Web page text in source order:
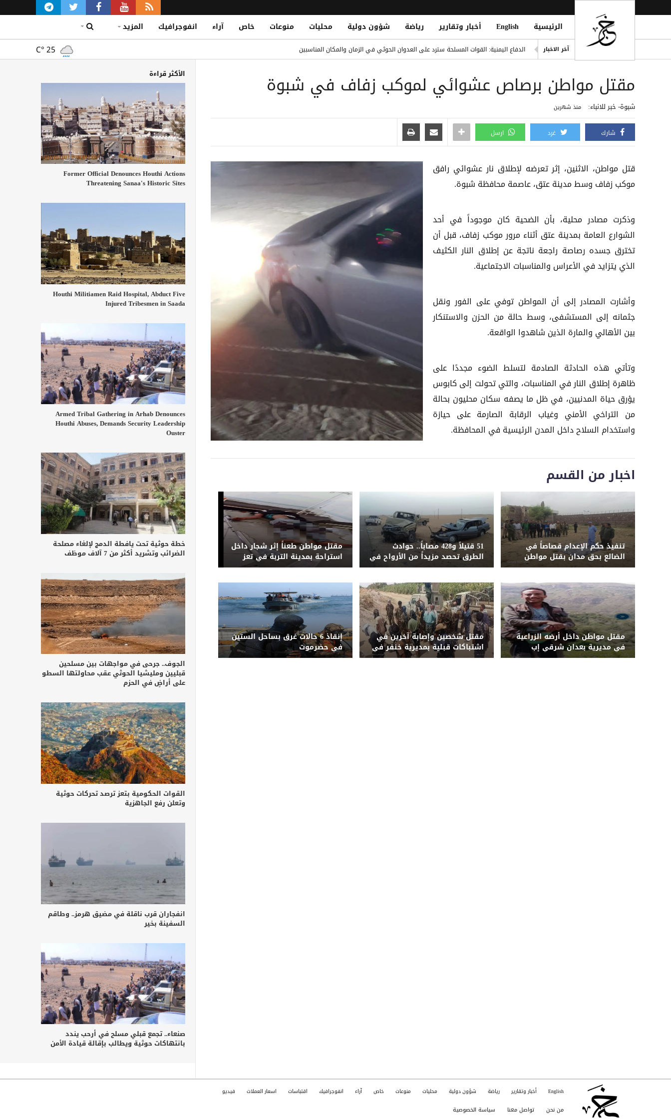
الرئيسية English أخبار وتقارير رياضة شؤون دولية محليات منوعات خاص آراء انفوجرافيك المزيد
آخر الاخبار
الدفاع اليمنية: القوات المسلحة سترد على العدوان الحوثي في الزمان والمكان المناسبين
من مأرب إلى الممرات البحرية.. تصعيد حوثي دموي يختبر جاهزية الحكومة اليمنية
C° 25
مقتل مواطن برصاص عشوائي لموكب زفاف في شبوة
شبوة- خبر للانباء: منذ شهرين
شارك غرد ارسل
قتل مواطن، الاثنين، إثر تعرضه لإطلاق نار عشوائي رافق
موكب زفاف وسط مدينة عتق، عاصمة محافظة شبوة.
وذكرت مصادر محلية، بأن الضحية كان موجوداً في أحد
الشوارع العامة بمدينة عتق أثناء مرور موكب زفاف، قبل أن
تخترق جسده رصاصة راجعة ناتجة عن إطلاق النار الكثيف
الذي يتزايد في الأعراس والمناسبات الاجتماعية.
وأشارت المصادر إلى أن المواطن توفي على الفور ونقل
جثمانه إلى المستشفى، وسط حالة من الحزن والاستنكار
بين الأهالي والمارة الذين شاهدوا الواقعة.
وتأتي هذه الحادثة الصادمة لتسلط الضوء مجددًا على
ظاهرة إطلاق النار في المناسبات، والتي تحولت إلى كابوس
يؤرق حياة المدنيين، في ظل ما يصفه سكان محليون بحالة
من التراخي الأمني وغياب الرقابة الصارمة على حيازة
واستخدام السلاح داخل المدن الرئيسية في المحافظة.
اخبار من القسم
تنفيذ حكم الإعدام قصاصاً في
الضالع بحق مدان بقتل مواطن
51 قتيلاً و428 مصاباً.. حوادث
الطرق تحصد مزيداً من الأرواح في
المحافظات اليمنية المحررة خلال
مقتل مواطن طعناً إثر شجار داخل
استراحة بمدينة التربة في تعز
مقتل مواطن داخل أرضه الزراعية
في مديرية بعدان شرقي إب
مقتل شخصين وإصابة آخرين في
اشتباكات قبلية بمديرية خنفر في
أبين
إنقاذ 6 حالات غرق بساحل الستين
في حضرموت
الأكثر قراءة
Former Official Denounces Houthi Actions
Threatening Sanaa's Historic Sites
Houthi Militiamen Raid Hospital, Abduct Five
Injured Tribesmen in Saada
Armed Tribal Gathering in Arhab Denounces
Houthi Abuses, Demands Security Leadership
Ouster
خطة حوثية تحت يافطة الدمج لإلغاء مصلحة
الضرائب وتشريد أكثر من 7 آلاف موظف
الجوف.. جرحى في مواجهات بين مسلحين
قبليين ومليشيا الحوثي عقب محاولتها السطو
على أراضٍ في الحزم
القوات الحكومية بتعز ترصد تحركات حوثية
وتعلن رفع الجاهزية
انفجاران قرب ناقلة في مضيق هرمز.. وطاقم
السفينة بخير
صنعاء.. تجمع قبلي مسلح في أرحب يندد
بانتهاكات حوثية ويطالب بإقالة قيادة الأمن
English أخبار وتقارير رياضة شؤون دولية محليات منوعات خاص آراء انفوجرافيك اقتباسات اسعار العملات فيديو
من نحن تواصل معنا سياسة الخصوصية